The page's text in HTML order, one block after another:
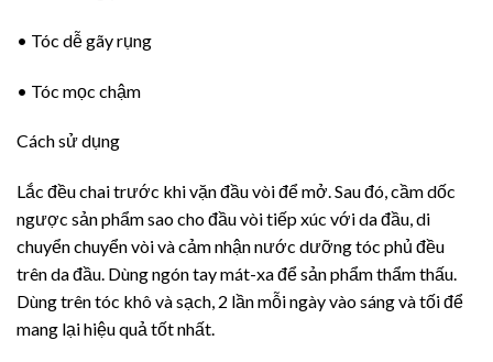
• Tóc dễ gãy rụng
• Tóc mọc chậm
Cách sử dụng
Lắc đều chai trước khi vặn đầu vòi để mở. Sau đó, cầm dốc
ngược sản phẩm sao cho đầu vòi tiếp xúc với da đầu, di
chuyển chuyển vòi và cảm nhận nước dưỡng tóc phủ đều
trên da đầu. Dùng ngón tay mát-xa để sản phẩm thẩm thấu.
Dùng trên tóc khô và sạch, 2 lần mỗi ngày vào sáng và tối để
mang lại hiệu quả tốt nhất.